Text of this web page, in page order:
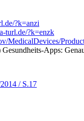
?k=anzi
turl.de/?k=enzk
MedicalDevices/
Apps:
/ S.17